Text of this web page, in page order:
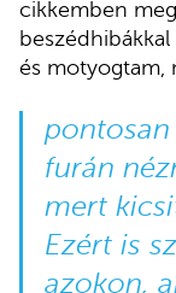
cikkemben
és motyogtam,
furán
mert
Ezért is
azokon,